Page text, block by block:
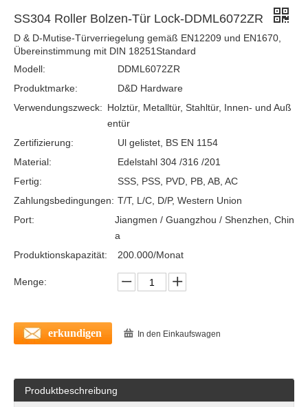
CE SS304 Klassenzimmer Lock -ddml015 SS Dead Bolt Passage TOR LOCK-DDML009 Quadratmeter
SS304 Roller Bolzen-Tür Lock-DDML6072ZR
D & D-Mutise-Türverriegelung gemäß EN12209 und EN1670,
Übereinstimmung mit DIN 18251Standard
Modell:
DDML6072ZR
Produktmarke:
D&D Hardware
Verwendungszweck: Holztür, Metalltür, Stahltür, Innen- und Auß
entür
Zertifizierung:
Ul gelistet, BS EN 1154
Material:
Edelstahl 304 /316 /201
Fertig:
SSS, PSS, PVD, PB, AB, AC
Zahlungsbedingungen: T/T, L/C, D/P, Western Union
Port:
Jiangmen / Guangzhou / Shenzhen, Chin
a
Produktionskapazität:
200.000/Monat
Menge:
erkundigen In den Einkaufswagen
Produktbeschreibung